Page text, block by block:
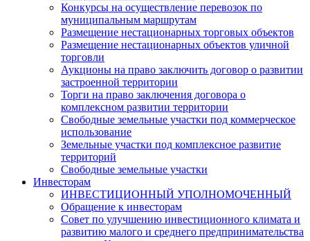
Конкурсы на осуществление перевозок по
муниципальным маршрутам
Размещение нестационарных торговых объектов
Размещение нестационарных объектов уличной
торговли
Аукционы на право заключить договор о развитии
застроенной территории
Торги на право заключения договора о
комплексном развитии территории
Свободные земельные участки под коммерческое
использование
Земельные участки под комплексное развитие
территорий
Свободные земельные участки
Инвесторам
ИНВЕСТИЦИОННЫЙ УПОЛНОМОЧЕННЫЙ
Обращение к инвесторам
Совет по улучшению инвестиционного климата и
развитию малого и среднего предпринимательства